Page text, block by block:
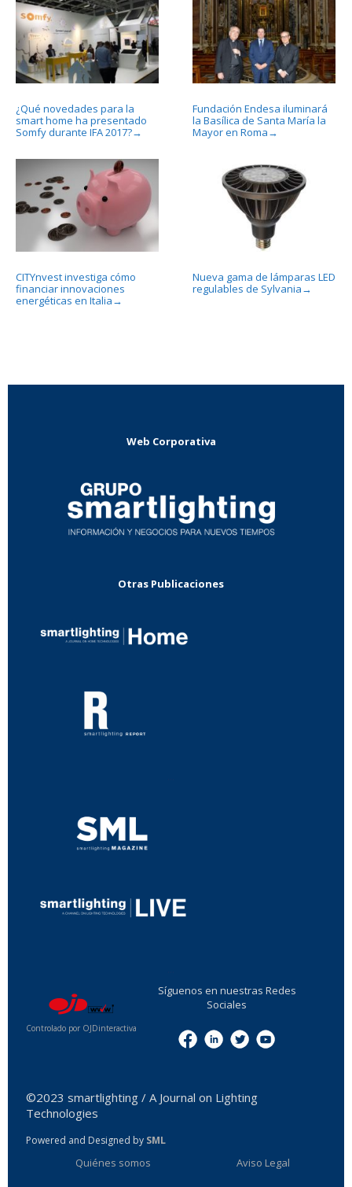
¿Qué novedades para la
smart home ha presentado
Somfy durante IFA 2017?→
Fundación Endesa iluminará
la Basílica de Santa María la
Mayor en Roma →
CITYnvest investiga cómo
financiar innovaciones
energéticas en Italia →
Nueva gama de lámparas LED
regulables de Sylvania →
Web Corporativa
Otras Publicaciones
Controlado por OJDinteractiva
Síguenos en nuestras Redes
Sociales
©2023 smartlighting / A Journal on Lighting
Technologies
Powered and Designed by SML
Quiénes somos Aviso Legal